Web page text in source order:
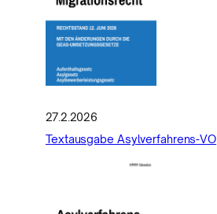
27.2.2026
Textausgabe Asylverfahrens-VO